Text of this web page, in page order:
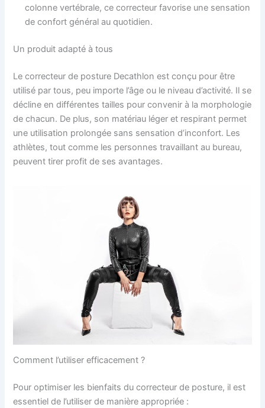
colonne vertébrale, ce correcteur favorise une sensation
de confort général au quotidien.
Un produit adapté à tous
Le correcteur de posture Decathlon est conçu pour être
utilisé par tous, peu importe l’âge ou le niveau d’activité. Il se
décline en différentes tailles pour convenir à la morphologie
de chacun. De plus, son matériau léger et respirant permet
une utilisation prolongée sans sensation d’inconfort. Les
athlètes, tout comme les personnes travaillant au bureau,
peuvent tirer profit de ses avantages.
Comment l’utiliser efficacement ?
Pour optimiser les bienfaits du correcteur de posture, il est
essentiel de l’utiliser de manière appropriée :